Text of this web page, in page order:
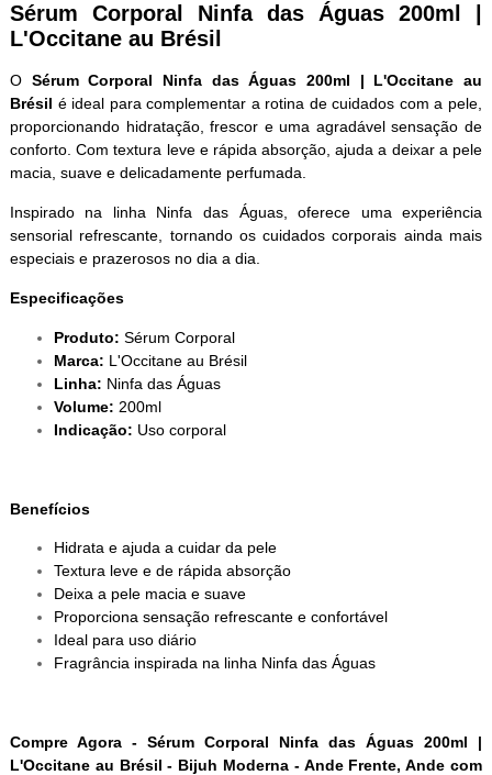
Sérum Corporal Ninfa das Águas 200ml |
L'Occitane au Brésil
O Sérum Corporal Ninfa das Águas 200ml | L'Occitane au
Brésil é ideal para complementar a rotina de cuidados com a pele,
proporcionando hidratação, frescor e uma agradável sensação de
conforto. Com textura leve e rápida absorção, ajuda a deixar a pele
macia, suave e delicadamente perfumada.
Inspirado na linha Ninfa das Águas, oferece uma experiência
sensorial refrescante, tornando os cuidados corporais ainda mais
especiais e prazerosos no dia a dia.
Especificações
Produto: Sérum Corporal
Marca: L'Occitane au Brésil
Linha: Ninfa das Águas
Volume: 200ml
Indicação: Uso corporal
Benefícios
Hidrata e ajuda a cuidar da pele
Textura leve e de rápida absorção
Deixa a pele macia e suave
Proporciona sensação refrescante e confortável
Ideal para uso diário
Fragrância inspirada na linha Ninfa das Águas
Compre Agora - Sérum Corporal Ninfa das Águas 200ml |
L'Occitane au Brésil - Bijuh Moderna - Ande Frente, Ande com